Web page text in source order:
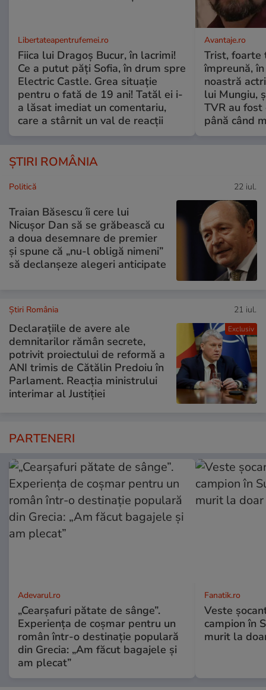
Libertateapentrufemei.ro
Fiica lui Dragoș Bucur, în lacrimi!
Ce a putut păți Sofia, în drum spre
Electric Castle. Grea situație
pentru o fată de 19 ani! Tatăl ei i-
a lăsat imediat un comentariu,
care a stârnit un val de reacții
Avantaje.ro
Trist, foarte
împreună,
noastră
lui Mungiu,
TVR au
până când
ȘTIRI ROMÂNIA
Politică 22 iul.
Traian Băsescu îi cere lui
Nicușor Dan să se grăbească cu
a doua desemnare de premier
și spune că „nu-l obligă nimeni”
să declanșeze alegeri anticipate
Exclusiv
Știri România 21 iul.
Declarațiile de avere ale
demnitarilor rămân secrete,
potrivit proiectului de reformă a
ANI trimis de Cătălin Predoiu în
Parlament. Reacția ministrului
interimar al Justiției
PARTENERI
Adevarul.ro
„Cearșafuri pătate de sânge”.
Experiența de coșmar pentru un
român într-o destinație populară
din Grecia: „Am făcut bagajele și
am plecat”
Fanatik.ro
Veste
campion în
murit la